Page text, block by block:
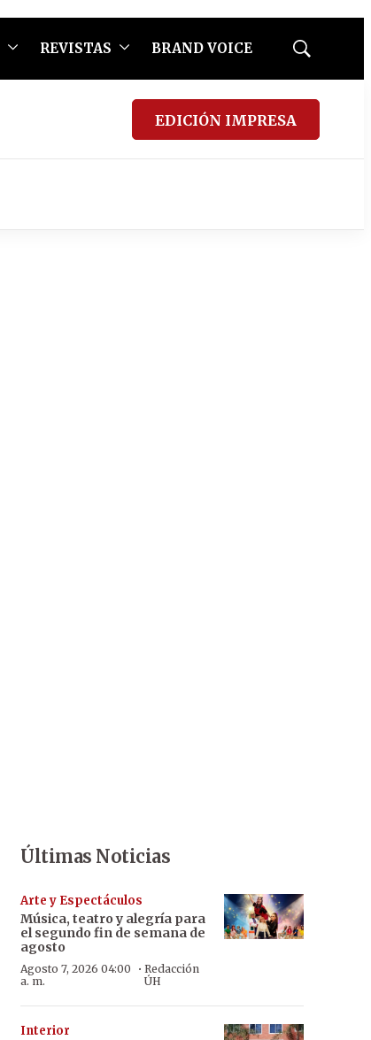
REVISTAS BRAND VOICE
Mostrar
EDICIÓN IMPRESA
Últimas Noticias
Arte y Espectáculos
Música, teatro y alegría para
el segundo fin de semana de
agosto
Agosto 7, 2026 04:00
a. m.
· Redacción
ÚH
Interior